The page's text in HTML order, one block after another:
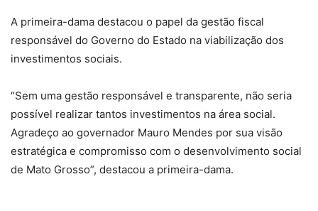
A primeira-dama destacou o papel da gestão fiscal
responsável do Governo do Estado na viabilização dos
investimentos sociais.
“Sem uma gestão responsável e transparente, não seria
possível realizar tantos investimentos na área social.
Agradeço ao governador Mauro Mendes por sua visão
estratégica e compromisso com o desenvolvimento social
de Mato Grosso”, destacou a primeira-dama.